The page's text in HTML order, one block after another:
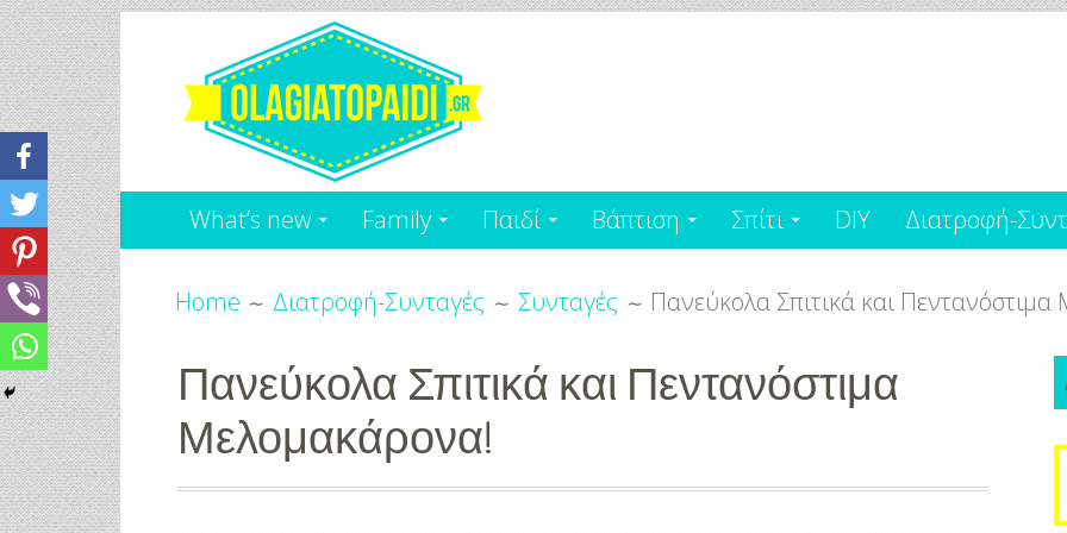
Skip
to
content
Olagiatopaidi.gr
Όλα
Για
το
Παιδί
-
What’s new Family Παιδί Βάπτιση Σπίτι DIY Διατροφή-
Breadcrumbs
Home Διατροφή-Συνταγές Συνταγές Πανεύκολα Σπιτικά και
Πανεύκολα Σπιτικά και Πεντανόστιμα
Μελομακάρονα!